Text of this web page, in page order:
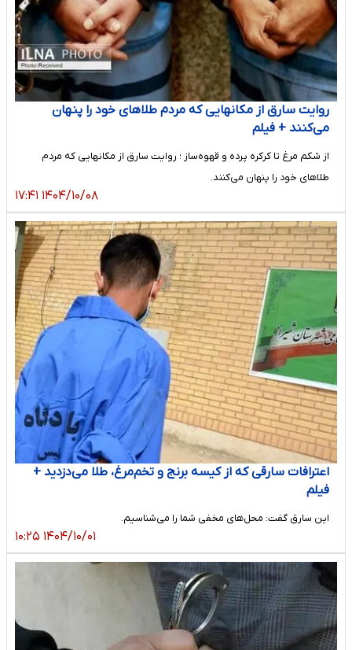
روایت سارق از مکانهایی که مردم طلاهای خود را پنهان
می‌کنند + فیلم
از شکم مرغ تا کرکره پرده و قهوه‌ساز ؛ روایت سارق از مکانهایی که مردم
طلاهای خود را پنهان می‌کنند.
۱۴۰۴/۱۰/۰۸ ۱۷:۴۱
اعترافات سارقی که از کیسه برنج و تخم‌مرغ، طلا می‌دزدید +
فیلم
این سارق گفت: محل‌های مخفی شما را می‌شناسیم.
۱۴۰۴/۱۰/۰۱ ۱۰:۲۵